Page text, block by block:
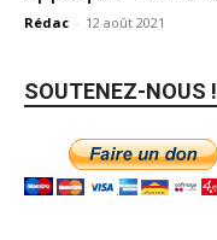
Rédac - 12 août 2021
SOUTENEZ-NOUS !